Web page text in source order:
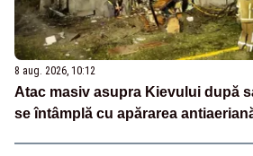
8 aug. 2026, 10:12
Atac masiv asupra Kievului după
se întâmplă cu apărarea